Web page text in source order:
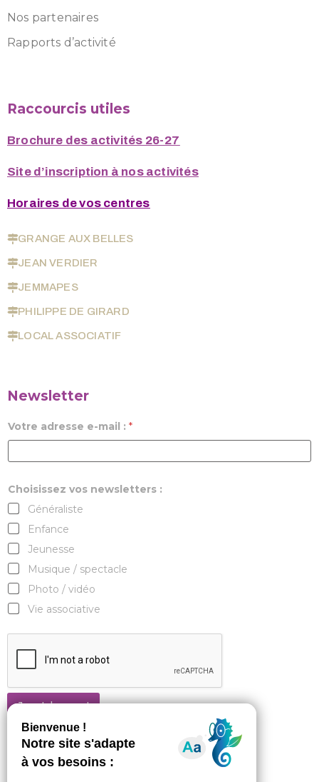
Nos partenaires
Rapports d’activité
Raccourcis utiles
Brochure des activités 26-27
Site d’inscription à nos activités
Horaires de vos centres
GRANGE AUX BELLES
JEAN VERDIER
JEMMAPES
PHILIPPE DE GIRARD
LOCAL ASSOCIATIF
Newsletter
Votre adresse e-mail : *
Choisissez vos newsletters :
Généraliste
Enfance
Jeunesse
Musique / spectacle
Photo / vidéo
Vie associative
Je m'abonne !